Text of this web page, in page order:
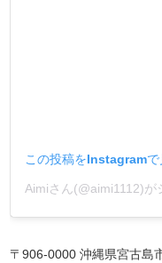
この投稿をInstagramで
Aimiさん(@aimi1112)が
〒906-0000 沖縄県宮古島